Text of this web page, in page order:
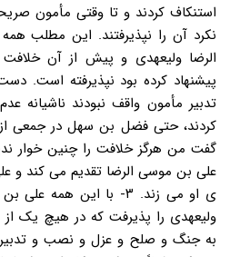
استنکاف کردند و تا وقتی مأمون
نکرد آن را نپذیرفتند. این مطلب
الرضا ولیعهدی و پیش از آن خلافت
پیشنهاد کرده بود نپذیرفته است.
تدبیر مأمون واقف نبودند ناشیانه
کردند، حتی فضل بن سهل در جمعی از
گفت من هرگز خلافت را چنین خوار
علی بن موسی الرضا تقدیم می کند و
ی او می زند. ۳- با این
ولیعهدی را پذیرفت که در هیچ یک
به جنگ و صلح و عزل و نصب و تدبیر